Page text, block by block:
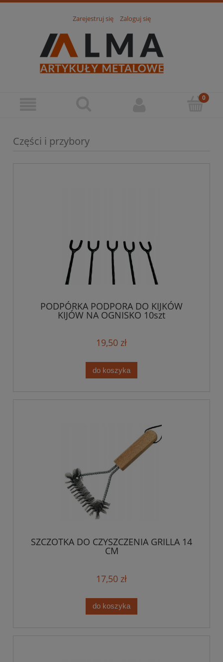
Zarejestruj się Zaloguj się
Części i przybory
PODPÓRKA PODPORA DO KIJKÓW
KIJÓW NA OGNISKO 10szt
19,50 zł
do koszyka
SZCZOTKA DO CZYSZCZENIA GRILLA 14
CM
17,50 zł
do koszyka